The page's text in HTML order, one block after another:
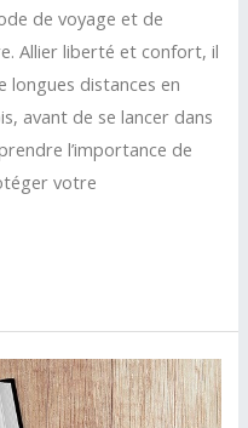
de voyage et de
Allier liberté et confort, il
distances en
avant de se lancer dans
l’importance de
votre